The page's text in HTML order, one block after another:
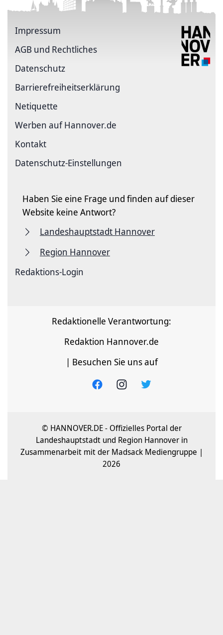
Impressum
AGB und Rechtliches
Datenschutz
Barriere­freiheits­erklärung
Netiquette
Werben auf Hannover.de
Kontakt
Datenschutz-Einstellungen
Haben Sie eine Frage und finden auf dieser
Website keine Antwort?
Landeshauptstadt Hannover
Region Hannover
Redaktions-Login
Redaktionelle Verantwortung:
Redaktion Hannover.de
| Besuchen Sie uns auf
© HANNOVER.DE - Offizielles Portal der
Landeshauptstadt und Region Hannover in
Zusammenarbeit mit der Madsack Mediengruppe |
2026